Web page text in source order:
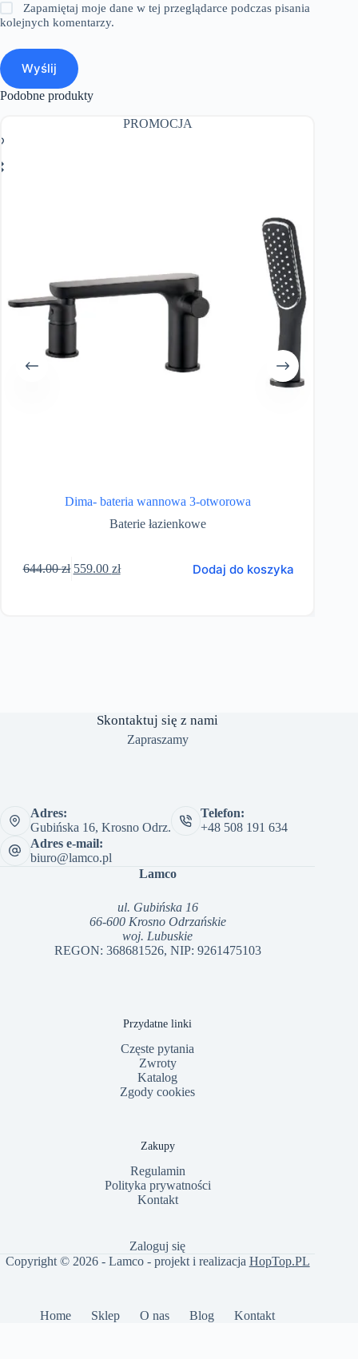
Zapamiętaj moje dane w tej przeglądarce podczas pisania
kolejnych komentarzy.
Wyślij
Podobne produkty
PROMOCJA
Dima- bateria wannowa 3-otworowa
Baterie łazienkowe
644.00zł Pierwotna
559.00 złAktualna
Dodaj do koszyka
Skontaktuj się z nami
Zapraszamy
Adres:
Gubińska 16, Krosno Odrz.
Telefon:
+48 508 191 634
Adres e-mail:
biuro@lamco.pl
Lamco
ul. Gubińska 16
66-600 Krosno Odrzańskie
woj. Lubuskie
REGON: 368681526, NIP: 9261475103
Przydatne linki
Częste pytania
Zwroty
Katalog
Zgody cookies
Zakupy
Regulamin
Polityka prywatności
Kontakt
Zaloguj się
Copyright © 2026 - Lamco - projekt i realizacja HopTop.PL
Home Sklep O nas Blog Kontakt